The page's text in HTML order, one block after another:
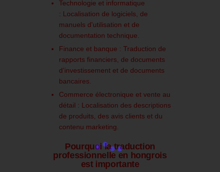
Technologie et informatique
: Localisation de logiciels, de
manuels d'utilisation et de
documentation technique.
Finance et banque : Traduction de
rapports financiers, de documents
d’investissement et de documents
bancaires.
Commerce électronique et vente au
détail : Localisation des descriptions
de produits, des avis clients et du
contenu marketing.
Pourquoi la traduction
professionnelle en hongrois
est importante